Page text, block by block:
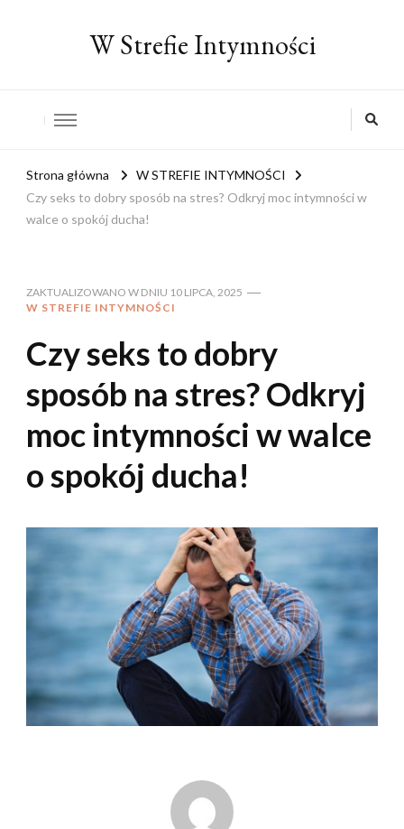
W Strefie Intymności
Strona główna
W STREFIE INTYMNOŚCI
Czy seks to dobry sposób na stres? Odkryj moc intymności w
walce o spokój ducha!
ZAKTUALIZOWANO W DNIU 10 LIPCA, 2025
W STREFIE INTYMNOŚCI
Czy seks to dobry
sposób na stres? Odkryj
moc intymności w walce
o spokój ducha!